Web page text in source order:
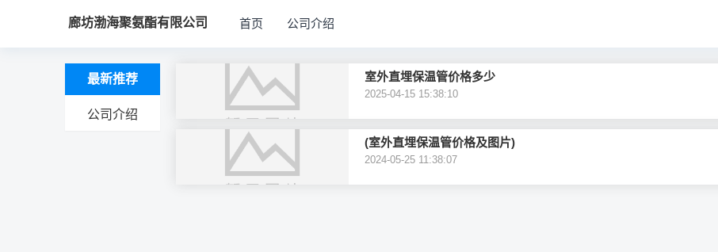
廊坊渤海聚氨酯有限公司 首页 公司介绍
最新推荐
公司介绍
室外直埋保温管价格多少
2025-04-15 15:38:10
(室外直埋保温管价格及图片)
2024-05-25 11:38:07